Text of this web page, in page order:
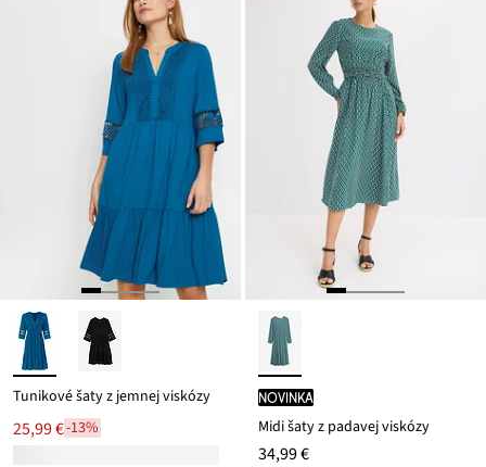
Tunikové šaty z jemnej viskózy
25,99 €-13%
novinka
Midi šaty z padavej viskózy
34,99 €